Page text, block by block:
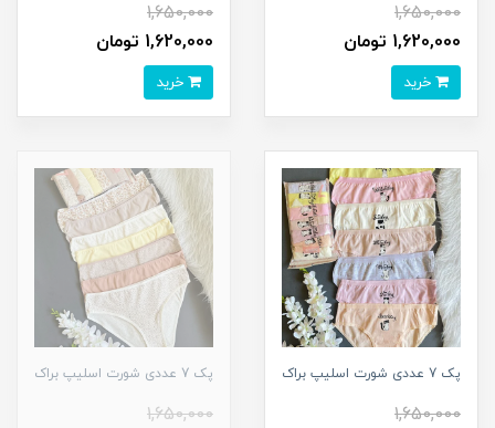
1,650,000
1,620,000 تومان
1,650,000
1,620,000 تومان
پک 7 عددی شورت اسلیپ براک
1,650,000
پک 7 عددی شورت اسلیپ براک
1,650,000